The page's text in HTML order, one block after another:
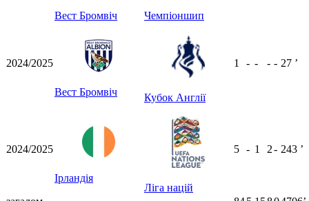
Вест Бромвіч Чемпіоншип
2024/2025
Вест Бромвіч Кубок Англії
1 - - - - 27 ʼ
2024/2025
Ірландія
Ліга націй
5 - 1 2- 243 ʼ